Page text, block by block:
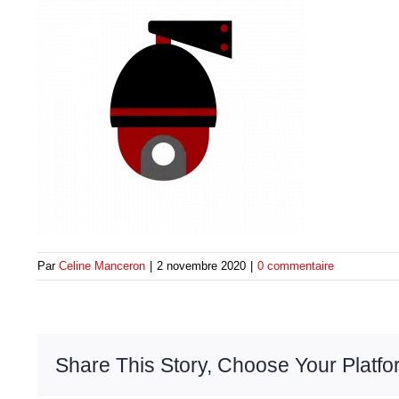
Par Celine Manceron 2 novembre 2020 0 commentaire
Share This Story, Choose Your